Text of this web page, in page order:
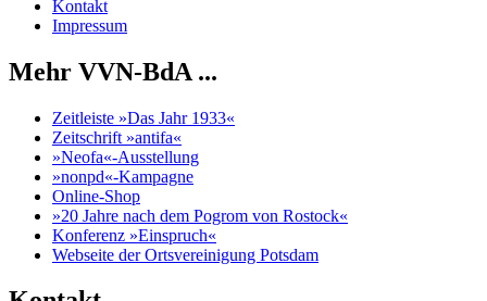
Kontakt
Impressum
Mehr VVN-BdA ...
Zeitleiste »Das Jahr 1933«
Zeitschrift »antifa«
»Neofa«-Ausstellung
»nonpd«-Kampagne
Online-Shop
»20 Jahre nach dem Pogrom von Rostock«
Konferenz »Einspruch«
Webseite der Ortsvereinigung Potsdam